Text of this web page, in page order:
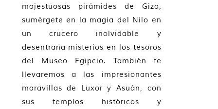
majestuosas pirámides de Giza,
sumérgete en la magia del Nilo en
un crucero inolvidable y
desentraña misterios en los tesoros
del Museo Egipcio. También te
llevaremos a las impresionantes
maravillas de Luxor y Asuán, con
sus templos históricos y